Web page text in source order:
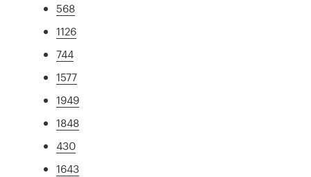
568
1126
744
1577
1949
1848
430
1643